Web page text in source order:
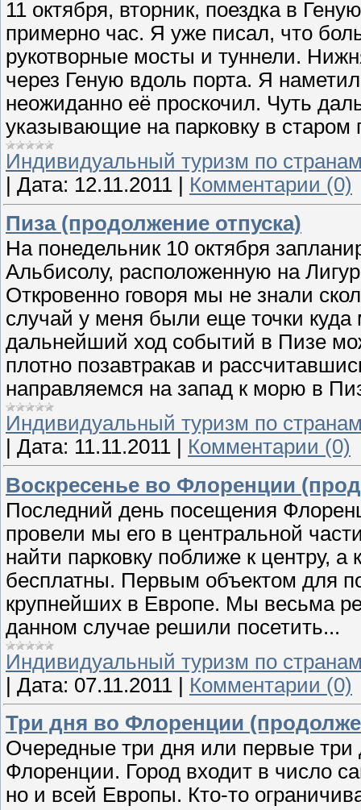
11 октября, вторник, поездка в
примерно час. Я уже писал, что
рукотворные мосты и туннели.
через Геную вдоль порта. Я
неожиданно её проскочил. Чуть
указывающие на парковку в старом
Индивидуальный туризм по
Дата: 12.11.2011
Комментарии (0)
Пиза (продолжение отпуска)
На понедельник 10 октября
Альбисолу, расположенную на
Откровенно говоря мы не знали
случай у меня были еще точки
дальнейший ход событий в Пизе
плотно позавтракав и
направляемся на запад к морю в
Индивидуальный туризм по
Дата: 11.11.2011
Комментарии (0)
Воскресенье во Флоренции
Последний день посещения
провели мы его в центральной
найти парковку поближе к центру, а
бесплатны. Первым объектом для
крупнейших в Европе. Мы весьма
данном случае решили посетить...
Индивидуальный туризм по
| Дата: 07.11.2011 | Комментарии (0)
Три дня во Флоренции
Очередные три дня или первые
Флоренции. Город входит в число
но и всей Европы. Кто-то